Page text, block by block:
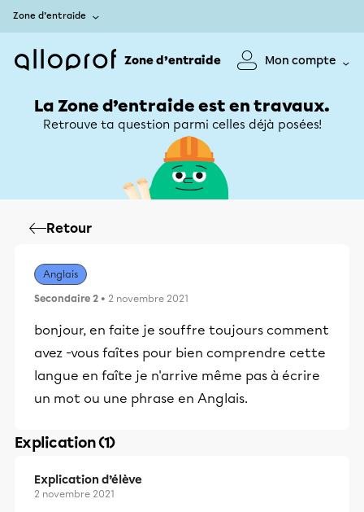
Zone d’entraide
Zone d’entraide Mon compte
La Zone d’entraide est en travaux.
Retrouve ta question parmi celles déjà posées!
Retour
Anglais
Secondaire 2 • 2 novembre 2021
bonjour, en faite je souffre toujours comment
avez -vous faîtes pour bien comprendre cette
langue en faîte je n'arrive même pas à écrire
un mot ou une phrase en Anglais.
Explication (1)
Explication d’élève
2 novembre 2021